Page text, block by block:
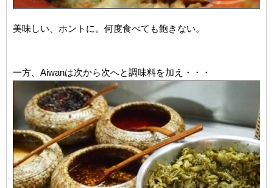
美味しい、ホントに。何度食べても飽きない。
一方、Aiwanは次から次へと調味料を加え・・・